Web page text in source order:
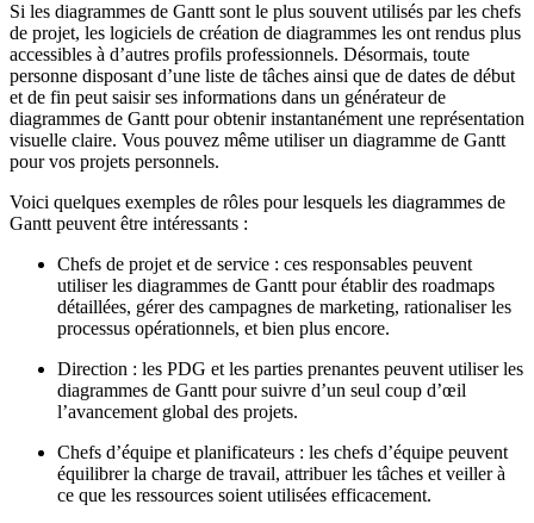
Si les diagrammes de Gantt sont le plus souvent utilisés par les chefs
de projet, les logiciels de création de diagrammes les ont rendus plus
accessibles à d’autres profils professionnels. Désormais, toute
personne disposant d’une liste de tâches ainsi que de dates de début
et de fin peut saisir ses informations dans un générateur de
diagrammes de Gantt pour obtenir instantanément une représentation
visuelle claire. Vous pouvez même utiliser un diagramme de Gantt
pour vos projets personnels.
Voici quelques exemples de rôles pour lesquels les diagrammes de
Gantt peuvent être intéressants :
Chefs de projet et de service : ces responsables peuvent
utiliser les diagrammes de Gantt pour établir des roadmaps
détaillées, gérer des campagnes de marketing, rationaliser les
processus opérationnels, et bien plus encore.
Direction : les PDG et les parties prenantes peuvent utiliser les
diagrammes de Gantt pour suivre d’un seul coup d’œil
l’avancement global des projets.
Chefs d’équipe et planificateurs : les chefs d’équipe peuvent
équilibrer la charge de travail, attribuer les tâches et veiller à
ce que les ressources soient utilisées efficacement.